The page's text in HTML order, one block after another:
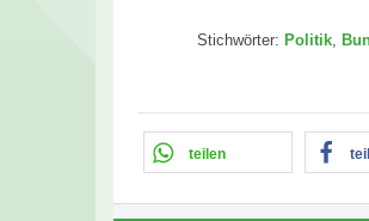
Stichwörter: Politik
teilen